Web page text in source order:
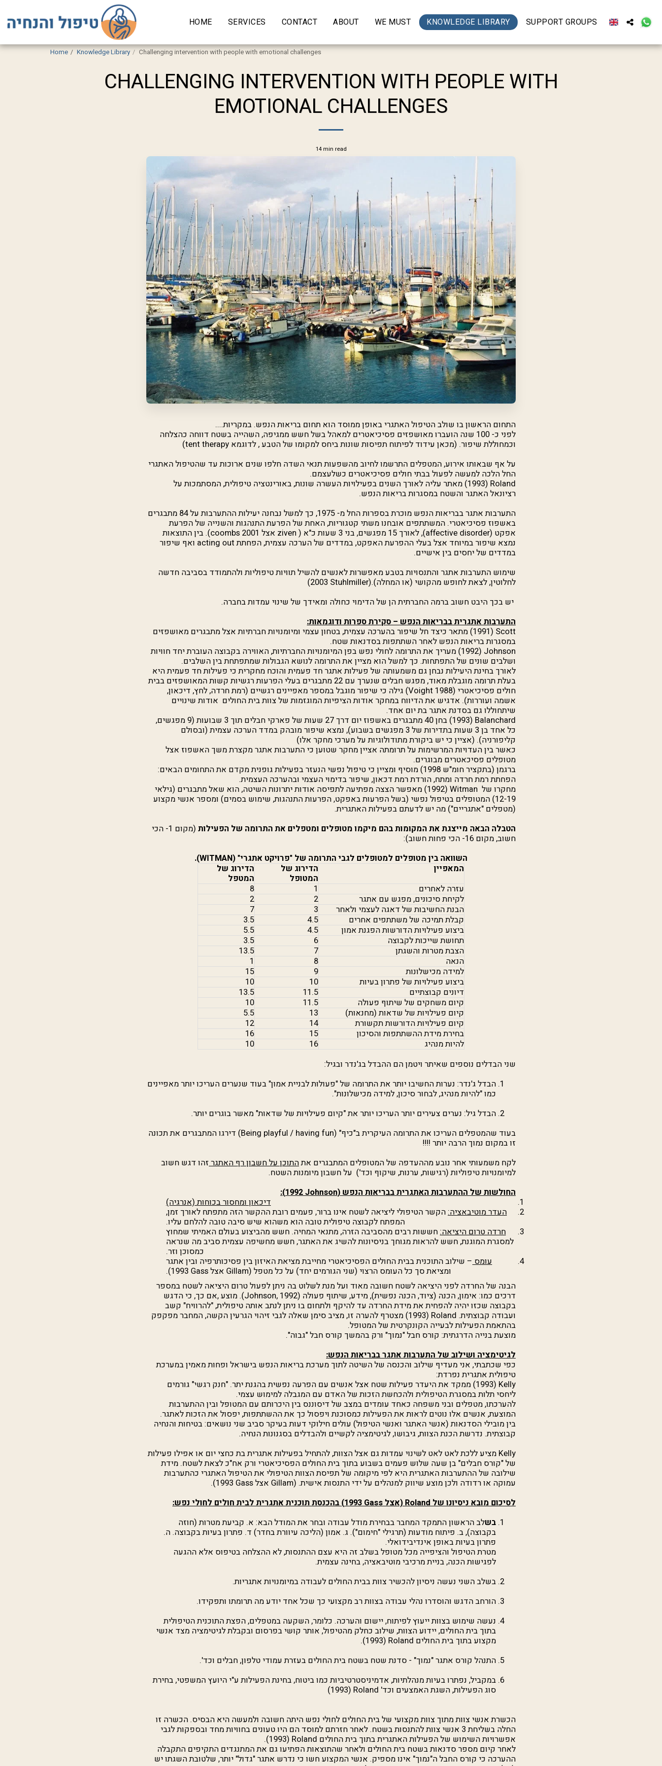
HOME SERVICES CONTACT ABOUT WE MUST KNOWLEDGE LIBRARY SUPPORT GROUPS
Home Knowledge Library Challenging intervention with people with emotional challenges
CHALLENGING INTERVENTION WITH PEOPLE WITH
EMOTIONAL CHALLENGES
14 min read
התחום הראשון בו שולב הטיפול האתגרי באופן ממוסד הוא תחום בריאות הנפש. במקריות....
לפני כ- 100 שנה הועברו מאושפזים פסיכיאטרים למאהל בשל חשש ממגיפה, השהייה בשטח דווחה כהצלחה
וכמחוללת שיפור. (מכאן עידוד לפיתוח תפיסות שונות ביחס למקומו של הטבע , לדוגמא tent therapy
)
על אף שבאותו אירוע, המטפלים התרשמו לחיוב מהשפעות תנאי השדה חלפו שנים ארוכות עד שהטיפול האתגרי
החל הלכה למעשה לפעול בבתי חולים פסיכיאטרים כשלעצמם.
Roland
(1993) מאתר עליה לאורך השנים בפעילויות העשרה שונות, באורינטציה טיפולית, המסתמכות על
רציונאל האתגר והשטח במסגרות בריאות הנפש.
התערבות אתגר בבריאות הנפש מוכרת בספרות החל מ- 1975, כך למשל נבחנה יעילות ההתערבות על 84 מתבגרים
באשפוז פסיכיאטרי. המשתתפים אובחנו משתי קטגוריות, האחת של הפרעת התנהגות והשנייה של הפרעת
אפקט affective disorder)), לאורך 15 מפגשים, בני 3 שעות כ"א ( ziven אצל coombs 2001). בין התוצאות
נמצא שיפור במיוחד אצל בעלי ההפרעת האפקט, במדדים של הערכה עצמית, הפחתתacting out ואף שיפור
במדדים של יחסים בין אישיים.
שימוש התערבות אתגר והתנסויות בטבע מאפשרות לאנשים להשיל תוויות טיפוליות ולהתמודד בסביבה חדשה
לחלוטין, לצאת לחופש מהקושי (או המחלה).(Stuhlmiller
יש בכך היבט חשוב ברמה החברתית הן של הדימוי כחולה ומאידך של שינוי עמדות בחברה.
התערבות אתגרית בבריאות הנפש – סקירת ספרות ודוגמאות:
Scott
(1991) מתאר כיצד חל שיפור בהערכה עצמית, בטחון עצמי ומיומנויות חברתיות אצל מתבגרים מאושפזים
במסגרות בריאות הנפש לאחר השתתפות בסדנאות שטח.
Johnson
(1992) מעריך את התרומה לחולי נפש בפן המיומנויות החברתיות, האווירה בקבוצה העוברת יחד חוויות
ושלבים שונים של התפתחות. כך למשל הוא מציין את התרומה לנושא הגבולות שמתפתחת בין השלבים.
לאורך בחינת היעילות נבחן גם משמעותה של פעילות אתגר חד פעמית והוכח מחקרית כי פעילות חד פעמית היא
בעלת תרומה מוגבלת מאוד, מפגש חבלים שנערך עם 22 מתבגרים בעלי הפרעות רגשיות קשות המאושפזים בבית
חולים פסיכיאטרי (Voight 1988) גילה כי שיפור מוגבל במספר מאפיינים רגשיים (רמת חרדה, לחץ, דיכאון,
אשמה ועוררות). אדגיש את הדיווח במחקר אודות הציפיות המוגזמות של צוות בית החולים אודות שינויים
שיתחוללו גם בסדנת אתגר בת יום אחד.
Balanchard
(1993) בחן 40 מתבגרים באשפוז יום דרך 27 שעות של פארקי חבלים תוך 3 שבועות (9 מפגשים,
כל אחד בן 3 שעות בתדירות של 3 מפגשים בשבוע), נמצא שיפור מובהק במדד הערכה עצמית (ובסולם
קליפורניה). (אציין כי יש ביקורת מתודולוגיות על מערכי מחקר אלו)
כאשר בין העדויות המרשימות על תרומתה אציין מחקר שטוען כי התערבות אתגר מקצרת משך האשפוז אצל
מטופלים פסיכאטרים מבוגרים.
ברגמן (בתקציר חומ"ש 1998) מוסיף ומציין כי טיפול נפשי הנעזר בפעילות גופנית מקדם את התחומים הבאים:
הפחתת רמת חרדה ומתח, הורדת רמת דכאון, שיפור בדימוי העצמי ובהערכה העצמית.
מחקרו של Witman
(1992) מאפשר הצצה מפתיעה לתפיסה אודות יתרונות השיטה, הוא שאל מתבגרים (גילאי
12-19) המטופלים בטיפול נפשי (בשל הפרעות באפקט, הפרעות התנהגות, שימוש בסמים) ומספר אנשי מקצוע
(מטפלים "אתגריים") מה יש לדעתם בפעילות האתגרית.
הטבלה הבאה מייצגת את המקומות בהם מיקמו מטופלים ומטפלים את התרומה של הפעילות
(מקום 1- הכי
חשוב, מקום 16- הכי פחות חשוב):
השוואה בין מטופלים למטופלים לגבי התרומה של "פרויקט אתגרי" (WITMAN
).
הדירוג של
המטפל
הדירוג של
המטופל
המאפיין
8
1
עזרה לאחרים
2
2
לקיחת סיכונים, מפגש עם אתגר
7
3
הבנת החשיבות של דאגה לעצמי ולאחר
3.5
4.5
קבלת תמיכה של משתתפים אחרים
5.5
4.5
ביצוע פעילויות הדורשות הפגנת אמון
3.5
6
תחושת שייכות לקבוצה
13.5
7
הצבת מטרות והשגתן
1
8
הנאה
15
9
למידה מכישלונות
10
10
ביצוע פעילויות של פתרון בעיות
13.5
11.5
דיונים קבוצתיים
10
11.5
קיום משחקים של שיתוף פעולה
5.5
13
קיום פעילויות של שדאות (מחנאות)
12
14
קיום פעילויות הדורשות תקשורת
16
15
בחירת מידת ההשתתפות והסיכון
10
16
להיות מנהיג
שני הבדלים נוספים שאיתר ויטמן הם ההבדל בג'נדר ובגיל:
הבדל ג'נדר: נערות החשיבו יותר את התרומה של "פעולות לבניית אמון" בעוד שנערים העריכו יותר מאפיינים
כמו "להיות מנהיג, לבחור סיכון, למידה מכישלונות".
הבדל גיל: נערים צעירים יותר העריכו יותר את "קיום פעילויות של שדאות" מאשר בוגרים יותר.
בעוד שהמטפלים העריכו את התרומה העיקרית ב"כיף" (Being playful / having fun) דירגו המתבגרים את תכונה
זו במקום נמוך הרבה יותר !!!!
לקח משמעותי אחר נובע מההעדפה של המטופלים המתבגרים אתהתוכן על חשבון רף האתגר זהו דגש חשוב
למיומנויות טיפוליות (רגישות, ערנות, שיקוף וכד') על חשבון מיומנות השטח.
החולשות של ההתערבות האתגרית בבריאות הנפש (Johnson
דיכאון ומחסור בכוחות (אנרגיה)
העדר מוטיבאציה: הקשר הטיפולי ליציאה לשטח אינו ברור, פעמים רובת ההקשר הזה מתפתח לאורך זמן,
המפתח לקבוצה טיפולית טובה הוא משהוא שיש סיבה טובה להלחם עליו.
חרדה טרום היציאה: חששות רבים מהסביבה הזרה, מתנאי המחיה. חשש מהביצוע בעולם האמיתי שמחוץ
למסגרת המוגנת, חשש להראות מגוחך בניסיונות להשיג את האתגר, חשש מחשיפה עצמית סביב מה שנראה
כמסוכן וזר.
עומס – שילוב התוכנית בבית החולים הפסיכיאטרי מחייבת מציאת האיזון בין פסיכותרפיה ובין אתגר
ומציאת סך כל העומס הרצוי (שני הגורמים יחד) על כל מטפל (Gillam אצלGass
הבנה של החרדה לפני היציאה לשטח חשובה מאוד ועל מנת לשלוט בה ניתן לפעול טרום היציאה לשטח במספר
דרכים כמו: אימון, הכנה (ציוד, הכנה נפשית), מידע, שיתוף פעולה (Johnson, 1992). מוצע ,אם כך, כי הדגש
בקבוצה שכזו יהיה להפחית את מידת החרדה עד להיקף ולתחום בו ניתן לנתב אותה טיפולית, "להרוויח" קשב
ועבודה קבוצתית. Roland
(1993) מצטרף להערה זו, מציב סימן שאלה לגבי זיהוי הגרעין הקשה, המחבר מפקפק
בהתאמת הפעילות לבעייה הקונקרטית של המטופל.
מוצעת בנייה הדרגתית: קורס חבל "נמוך" ורק בהמשך קורס חבל "גבוה".
לגיטימציה ושילוב של התערבות אתגר בבריאות הנפש:
כפי שכתבתי, אני מעדיף שילוב והכנסה של השיטה לתוך מערכת בריאות הנפש בישראל ופחות מאמין במערכת
טיפולית אתגרית נפרדת:
Kelly
(1993) ממקד את היעדר פעילות שטח אצל אנשים עם הפרעה נפשית בהגנת יתר. "חנק רגשי" גורמים
ליחסי תלות במסגרת הטיפולית ולהכחשת הזכות של האדם עם המגבלה למימוש עצמי.
להערכתו, מטפלים ובני משפחה כאחד עומדים במצב של דיסוננס בין היכרותם עם המטופל ובין ההתערבות
המוצעת, אנשים אלו נוטים לראות את הפעילות כמסוכנת ויפסול כך את ההשתתפות, יפסול את הזכות לאתגר.
בין מובילי הסדנאות (אנשי האתגר ואנשי הטיפול) עולים חילוקי דעות בעיקר סביב שני נושאים: בטיחות והנחיה
קבוצתית. נדרשת הכנת הצוות, גיבושו, לגיטימציה לקשיים ולהבדלים בסגנונות הנחיה.
Kelly מציע ללכת לאט לאט לשינוי עמדות גם אצל הצוות, להתחיל בפעילות אתגרית בת כחצי יום או אפילו פעילות
של "קורס חבלים" בן שעה שלוש פעמים בשבוע בתוך בית החולים הפסיכיאטרי ורק אח"כ לצאת לשטח. מידת
שילובה של ההתערבות האתגרית היא לפי מיקומה של תפיסת הצוות הטיפולי את הטיפול האתגרי כהתערבות
עמוקה או רדודה ולכן מוצע שיווק למנהלים על ידי התנסות אישית. (Gillam אצלGass
לסיכום מובא ניסיונו של Roland (אצל Gass
בשלב הראשון התמקד המחבר בבחירת מודל עבודה ובחר את המודל הבא: א. קביעת מטרות (חוזה
בקבוצה), ב. פיתוח מודעות (תרגילי "חימום"). ג. אמון (הליכה עיוורת בחדר) ד. פתרון בעיות בקבוצה. ה.
פתרון בעיות באופן אינדיבידואלי.
מטרת הטיפול והציפייה מכל מטופל בשלב זה היא עצם ההתנסות, לא ההצלחה בטיפוס אלא ההגעה
לפגישות הכנה, בניית מרכיבי מוטיבאציה, בחינה עצמית.
בשלב השני נעשה ניסיון להכשיר צוות בבית החולים לעבודה במיומנויות אתגריות.
הורחב הדגש והוסדרו נהלי עבודה בצוות רב מקצועי כך שכל אחד יודע מה תרומתו ותפקידו.
נעשה שימוש בצוות ייעוץ לפיתוח, יישום והערכה. כלומר, השקעה במטפלים, הפצת התוכנית הטיפולית
בתוך בית החולים, יידוע הצוות, שילוב כחלק מהטיפול, אותר קושי בפרסום ובקבלת לגיטימציה מצד אנשי
מקצוע בתוך בית החולים Roland
(1993).
התנהל קורס אתגר "נמוך" - סדנת שטח בשטח בית החולים בעזרת עמודי טלפון, חבלים וכד'.
במקביל, נפתרו בעיות מנהלתיות, אדמיניסטרטיביות כמו ביטוח, בחינת הפעילות ע"י היועץ המשפטי, בחירת
סוג הפעילות, השגת האמצעים וכד' Roland
(1993)
הכשרת אנשי צוות מתוך צוות מקצועי של בית החולים לחולי נפש היתה חשובה ולמעשה היא הבסיס. הכשרה זו
החלה בשליחת 3 אנשי צוות להתנסות בשטח. לאחר חזרתם למוסד הם היו טעונים בחוויות מחד ובספקות לגבי
אפשרויות השימוש של הפעילות האתגרית בתוך בית החולים Roland
(1993).
לאחר קיום מספר סדנאות בשטח בית החולים ולאחר שהתוצאות הפתיעו גם את המתנגדים התקיפים התקבלה
ההערכה כי קורס החבל ה"נמוך" אינו מספיק. אנשי המקצוע חשו כי נדרש אתגר "גדול" יותר, שלטובת השגתו יש